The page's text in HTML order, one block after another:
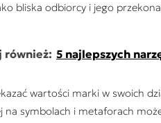
bliska odbiorcy i jego
również: 5 najlepszych
wartości marki w swoich
na symbolach i metaforach